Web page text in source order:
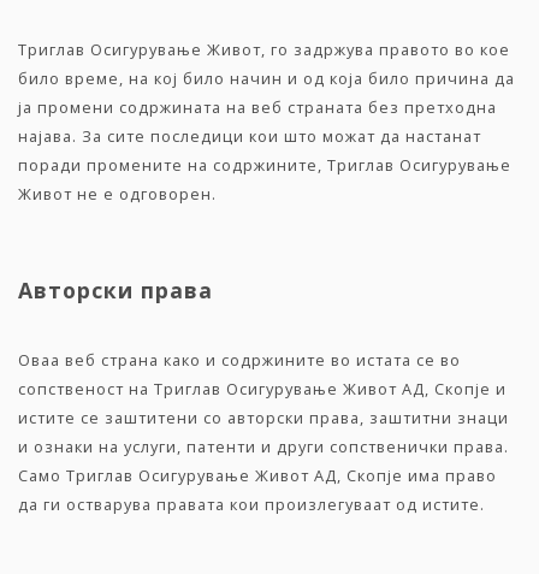
Триглав Осигурување Живот, го задржува правото во кое
било време, на кој било начин и од која било причина да
ја промени содржината на веб страната без претходна
најава. За сите последици кои што можат да настанат
поради промените на содржините, Триглав Осигурување
Живот не е одговорен.
Авторски права
Оваа веб страна како и содржините во истата се во
сопственост на Триглав Осигурување Живот АД, Скопје и
истите се заштитени со авторски права, заштитни знаци
и ознаки на услуги, патенти и други сопственички права.
Само Триглав Осигурување Живот АД, Скопје има право
да ги остварува правата кои произлегуваат од истите.